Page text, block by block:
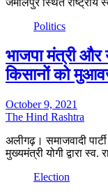
जमालपुर स्थित राष्ट्रीय
Politics
भाजपा मंत्री और
किसानों को
October 9, 2021
The Hind Rashtra
अलीगढ़। समाजवादी
मुख्यमंत्री योगी द्वारा स्व.
Election